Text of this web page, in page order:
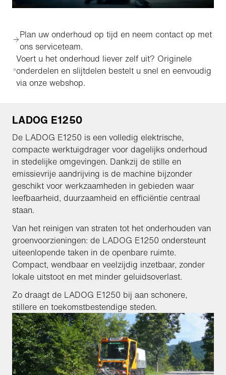
Plan uw onderhoud op tijd en neem contact op met
ons serviceteam.
Voert u het onderhoud liever zelf uit? Originele
onderdelen en slijtdelen bestelt u snel en eenvoudig
via onze webshop.
LADOG E1250
De LADOG E1250 is een volledig elektrische,
compacte werktuigdrager voor dagelijks onderhoud
in stedelijke omgevingen. Dankzij de stille en
emissievrije aandrijving is de machine bijzonder
geschikt voor werkzaamheden in gebieden waar
leefbaarheid, duurzaamheid en efficiëntie centraal
staan.
Van het reinigen van straten tot het onderhouden van
groenvoorzieningen: de LADOG E1250 ondersteunt
uiteenlopende taken in de openbare ruimte.
Compact, wendbaar en veelzijdig inzetbaar, zonder
lokale uitstoot en met minder geluidsoverlast.
Zo draagt de LADOG E1250 bij aan schonere,
stillere en toekomstbestendige steden.